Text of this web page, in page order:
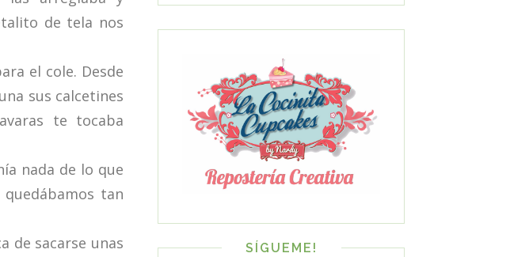
de tela nos
el cole. Desde
sus calcetines
te tocaba
nada de lo que
tan
de sacarse unas
SÍGUEME!